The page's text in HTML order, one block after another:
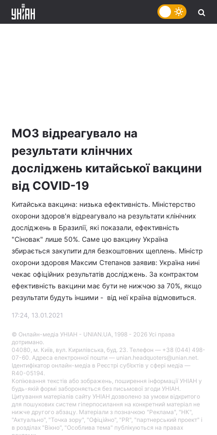
МОЗ відреагувало на
результати клінчних
досліджень китайської вакцини
від COVID-19
Китайська вакцина: низька ефективність. Міністерство
охорони здоров'я відреагувало на результати клінічних
досліджень в Бразилії, які показали, ефективність
"Сіновак" лише 50%. Саме цю вакцину Україна
збирається закупити для безкоштовних щеплень. Міністр
охорони здоровя Максим Степанов заявив: Україна нині
чекає офіційних результатів досліджень. За контрактом
ефективність вакцини має бути не нижчою за 70%, якщо
результати будуть іншими - від неї країна відмовиться.
17:24, 13.01.2021
© Онлайн-медіа УНІАН - UNIAN.UA, 1998 - 2026 Усі права
дотримано.
04080, м. Київ, вул. Кирилівська, буд. 23. Телефон — +38 (044) 498-
07-60. Адреса електронної пошти — unian.headquoters@unian.net.
Ідентифікатор онлайн-медіа в Реєстрі суб’єктів у сфері медіа —
R40-05194.
Копіювання текстів або зображень, поширення інформації УНІАН у
будь-якій формі забороняється без письмової згоди УНІАН.
Цитування матеріалів сайту УНІАН дозволено за умови відкритого
для пошукових систем гіперпосилання на конкретний матеріал не
нижче другого абзацу. Матеріали з позначкою "Реклама", "НК",
"Актуально", "Точка зору", "Офіційно", "PR", "партнерський проект" і
в розділах "Вікно", "Особлива тема" публікуються на правах